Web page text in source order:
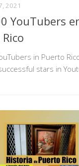
2021
YouTubers
in Puerto
stars in